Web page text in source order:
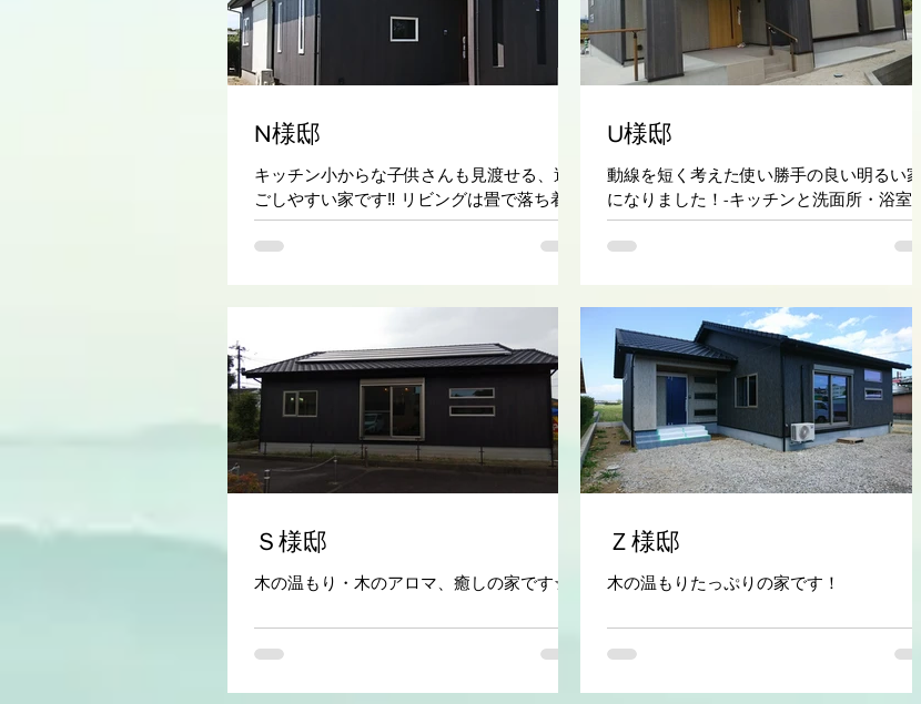
N様邸
キッチン小からな子供さんも見渡せる、過
ごしやすい家です‼ リビングは畳で落ち着き
ます 畳と木で自然のアロマ効果ですよ❤
U様邸
動線を短く考えた使い勝手の良い明るい家
になりました！-キッチンと洗面所・浴室・
家事室と動線を短くしました☆ロフトのあ
る家です。
Ｓ様邸
木の温もり・木のアロマ、癒しの家です☆
Ｚ様邸
木の温もりたっぷりの家です！